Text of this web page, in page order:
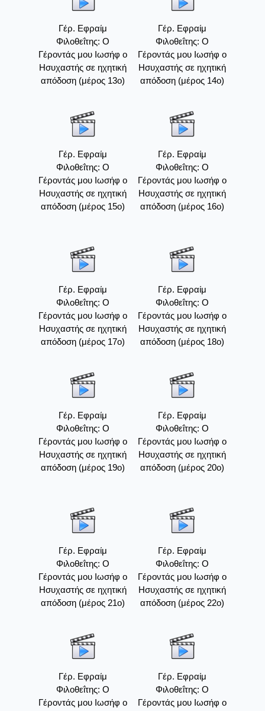
Γέρ. Εφραίμ
Φιλοθεΐτης: Ο
Γέροντάς μου Ιωσήφ ο
Ησυχαστής σε ηχητική
απόδοση (μέρος 13ο)
Γέρ. Εφραίμ
Φιλοθεΐτης: Ο
Γέροντάς μου Ιωσήφ ο
Ησυχαστής σε ηχητική
απόδοση (μέρος 14ο)
Γέρ. Εφραίμ
Φιλοθεΐτης: Ο
Γέροντάς μου Ιωσήφ ο
Ησυχαστής σε ηχητική
απόδοση (μέρος 15ο)
Γέρ. Εφραίμ
Φιλοθεΐτης: Ο
Γέροντάς μου Ιωσήφ ο
Ησυχαστής σε ηχητική
απόδοση (μέρος 16ο)
Γέρ. Εφραίμ
Φιλοθεΐτης: Ο
Γέροντάς μου Ιωσήφ ο
Ησυχαστής σε ηχητική
απόδοση (μέρος 17ο)
Γέρ. Εφραίμ
Φιλοθεΐτης: Ο
Γέροντάς μου Ιωσήφ ο
Ησυχαστής σε ηχητική
απόδοση (μέρος 18ο)
Γέρ. Εφραίμ
Φιλοθεΐτης: Ο
Γέροντάς μου Ιωσήφ ο
Ησυχαστής σε ηχητική
απόδοση (μέρος 19ο)
Γέρ. Εφραίμ
Φιλοθεΐτης: Ο
Γέροντάς μου Ιωσήφ ο
Ησυχαστής σε ηχητική
απόδοση (μέρος 20ο)
Γέρ. Εφραίμ
Φιλοθεΐτης: Ο
Γέροντάς μου Ιωσήφ ο
Ησυχαστής σε ηχητική
απόδοση (μέρος 21ο)
Γέρ. Εφραίμ
Φιλοθεΐτης: Ο
Γέροντάς μου Ιωσήφ ο
Ησυχαστής σε ηχητική
απόδοση (μέρος 22ο)
Γέρ. Εφραίμ
Φιλοθεΐτης: Ο
Γέροντάς μου Ιωσήφ ο
Γέρ. Εφραίμ
Φιλοθεΐτης: Ο
Γέροντάς μου Ιωσήφ ο